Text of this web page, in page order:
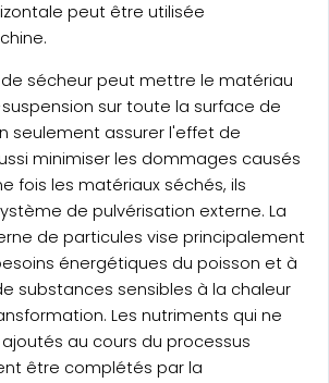
peut être utilisée
sécheur peut mettre le matériau
sur toute la surface de
seulement assurer l'effet de
minimiser les dommages causés
fois les matériaux séchés, ils
de pulvérisation externe. La
de particules vise principalement
énergétiques du poisson et à
substances sensibles à la chaleur
Les nutriments qui ne
au cours du processus
être complétés par la